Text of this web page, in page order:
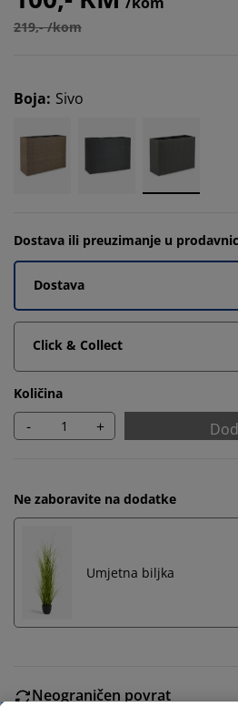
219,- /kom
Boja: Sivo
Dostava ili preuzimanje u
Dostava
Click & Collect
Količina
- +
Ne zaboravite na dodatke
Umjetna biljka
Neograničen povrat